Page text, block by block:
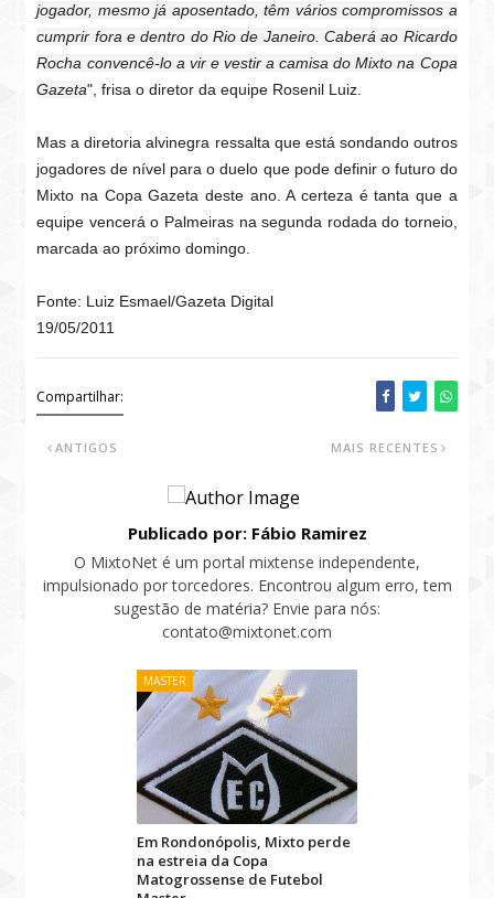
jogador, mesmo já aposentado, têm vários compromissos a
cumprir fora e dentro do Rio de Janeiro. Caberá ao Ricardo
Rocha convencê-lo a vir e vestir a camisa do Mixto na Copa
Gazeta", frisa o diretor da equipe Rosenil Luiz.
Mas a diretoria alvinegra ressalta que está sondando outros
jogadores de nível para o duelo que pode definir o futuro do
Mixto na Copa Gazeta deste ano. A certeza é tanta que a
equipe vencerá o Palmeiras na segunda rodada do torneio,
marcada ao próximo domingo.
Fonte: Luiz Esmael/Gazeta Digital
19/05/2011
Compartilhar:
MAIS RECENTES
ANTIGOS
Publicado por: Fábio Ramirez
O MixtoNet é um portal mixtense independente,
impulsionado por torcedores. Encontrou algum erro, tem
sugestão de matéria? Envie para nós:
contato@mixtonet.com
MASTER
Em Rondonópolis, Mixto perde
na estreia da Copa
Matogrossense de Futebol